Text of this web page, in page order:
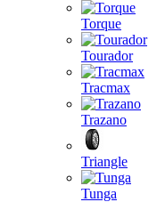
Torque
Tourador
Tracmax
Trazano
Triangle
Tunga